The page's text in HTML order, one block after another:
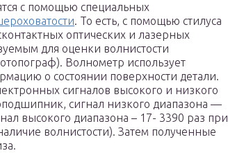
с помощью специальных
. То есть, с помощью стилуса
оптических и лазерных
для оценки волнистости
Волнометр использует
о состоянии поверхности детали.
сигналов высокого и низкого
сигнал низкого диапазона —
высокого диапазона – 17- 3390 раз при
волнистости). Затем полученные